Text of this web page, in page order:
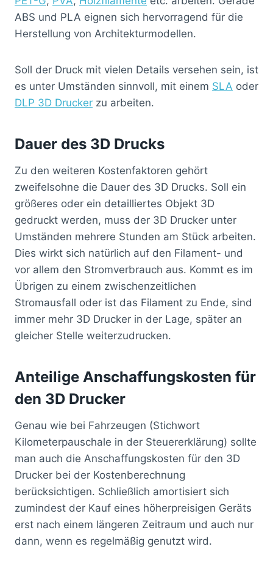
ABS und PLA eignen sich hervorragend für die
Herstellung von Architekturmodellen.
Soll der Druck mit vielen Details versehen sein, ist
es unter Umständen sinnvoll, mit einem SLA oder
DLP 3D Drucker zu arbeiten.
Dauer des 3D Drucks
Zu den weiteren Kostenfaktoren gehört
zweifelsohne die Dauer des 3D Drucks. Soll ein
größeres oder ein detailliertes Objekt 3D
gedruckt werden, muss der 3D Drucker unter
Umständen mehrere Stunden am Stück arbeiten.
Dies wirkt sich natürlich auf den Filament- und
vor allem den Stromverbrauch aus. Kommt es im
Übrigen zu einem zwischenzeitlichen
Stromausfall oder ist das Filament zu Ende, sind
immer mehr 3D Drucker in der Lage, später an
gleicher Stelle weiterzudrucken.
Anteilige Anschaffungskosten für
den 3D Drucker
Genau wie bei Fahrzeugen (Stichwort
Kilometerpauschale in der Steuererklärung) sollte
man auch die Anschaffungskosten für den 3D
Drucker bei der Kostenberechnung
berücksichtigen. Schließlich amortisiert sich
zumindest der Kauf eines höherpreisigen Geräts
erst nach einem längeren Zeitraum und auch nur
dann, wenn es regelmäßig genutzt wird.